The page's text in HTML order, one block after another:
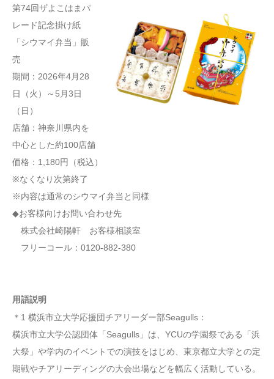
第74回ザよこはまパ
レード記念掛け紙
「シウマイ弁当」販
売
期間：2026年4月28
日（火）～5月3日
（日）
店舗：神奈川県内を
中心とした約100店舗
価格：1,180円（税込）
※なくなり次第終了
※内容は通常のシウマイ弁当と同様
◆お客様向けお問い合わせ先
株式会社崎陽軒 お客様相談室
フリーコール：0120-882-380
用語説明
＊1 横浜市立大学応援団チアリーダー部Seagulls：
横浜市立大学公認団体「Seagulls」は、YCUの学園祭である「浜
大祭」や学内のイベントでの演技をはじめ、東京都立大学との定
期戦やチアリーディングの大会出場などを幅広く活動している。